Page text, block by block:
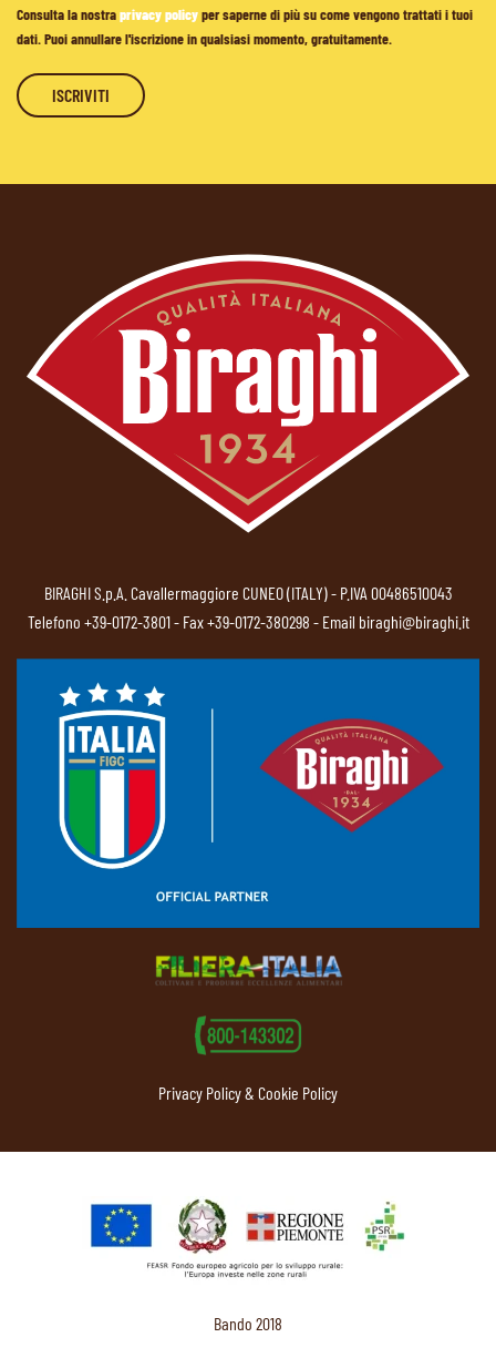
Consulta la nostraprivacy policyper saperne di più su come vengono trattati i tuoi
dati. Puoi annullare l'iscrizione in qualsiasi momento, gratuitamente.
BIRAGHI S.p.A. Cavallermaggiore CUNEO (ITALY) - P.IVA 00486510043
Telefono +39-0172-3801- Fax +39-0172-380298 - Email biraghi@biraghi.it
Privacy Policy & Cookie Policy
Bando 2018